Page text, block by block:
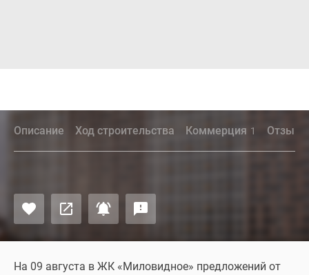
Описание Ход строительства Коммерция 1 Отзывы
На 09 августа в ЖК «Миловидное» предложений от